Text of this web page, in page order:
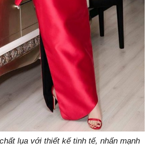
lụa với thiết kế tinh tế, nhấn mạnh